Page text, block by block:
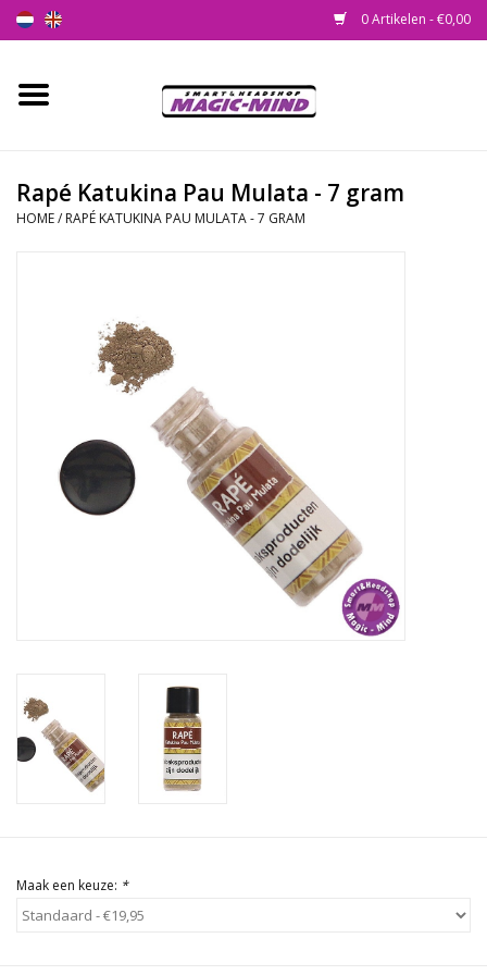
0 Artikelen - €0,00
Home
Smartshop
Psychedelic
Rapé Katukina Pau Mulata - 7 gram
HOME/ RAPÉ KATUKINA PAU MULATA - 7 GRAM
Maak een keuze: *